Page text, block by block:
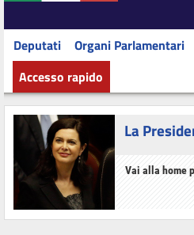
Deputati Organi Parlamentari
Accesso rapido
La
Vai alla home